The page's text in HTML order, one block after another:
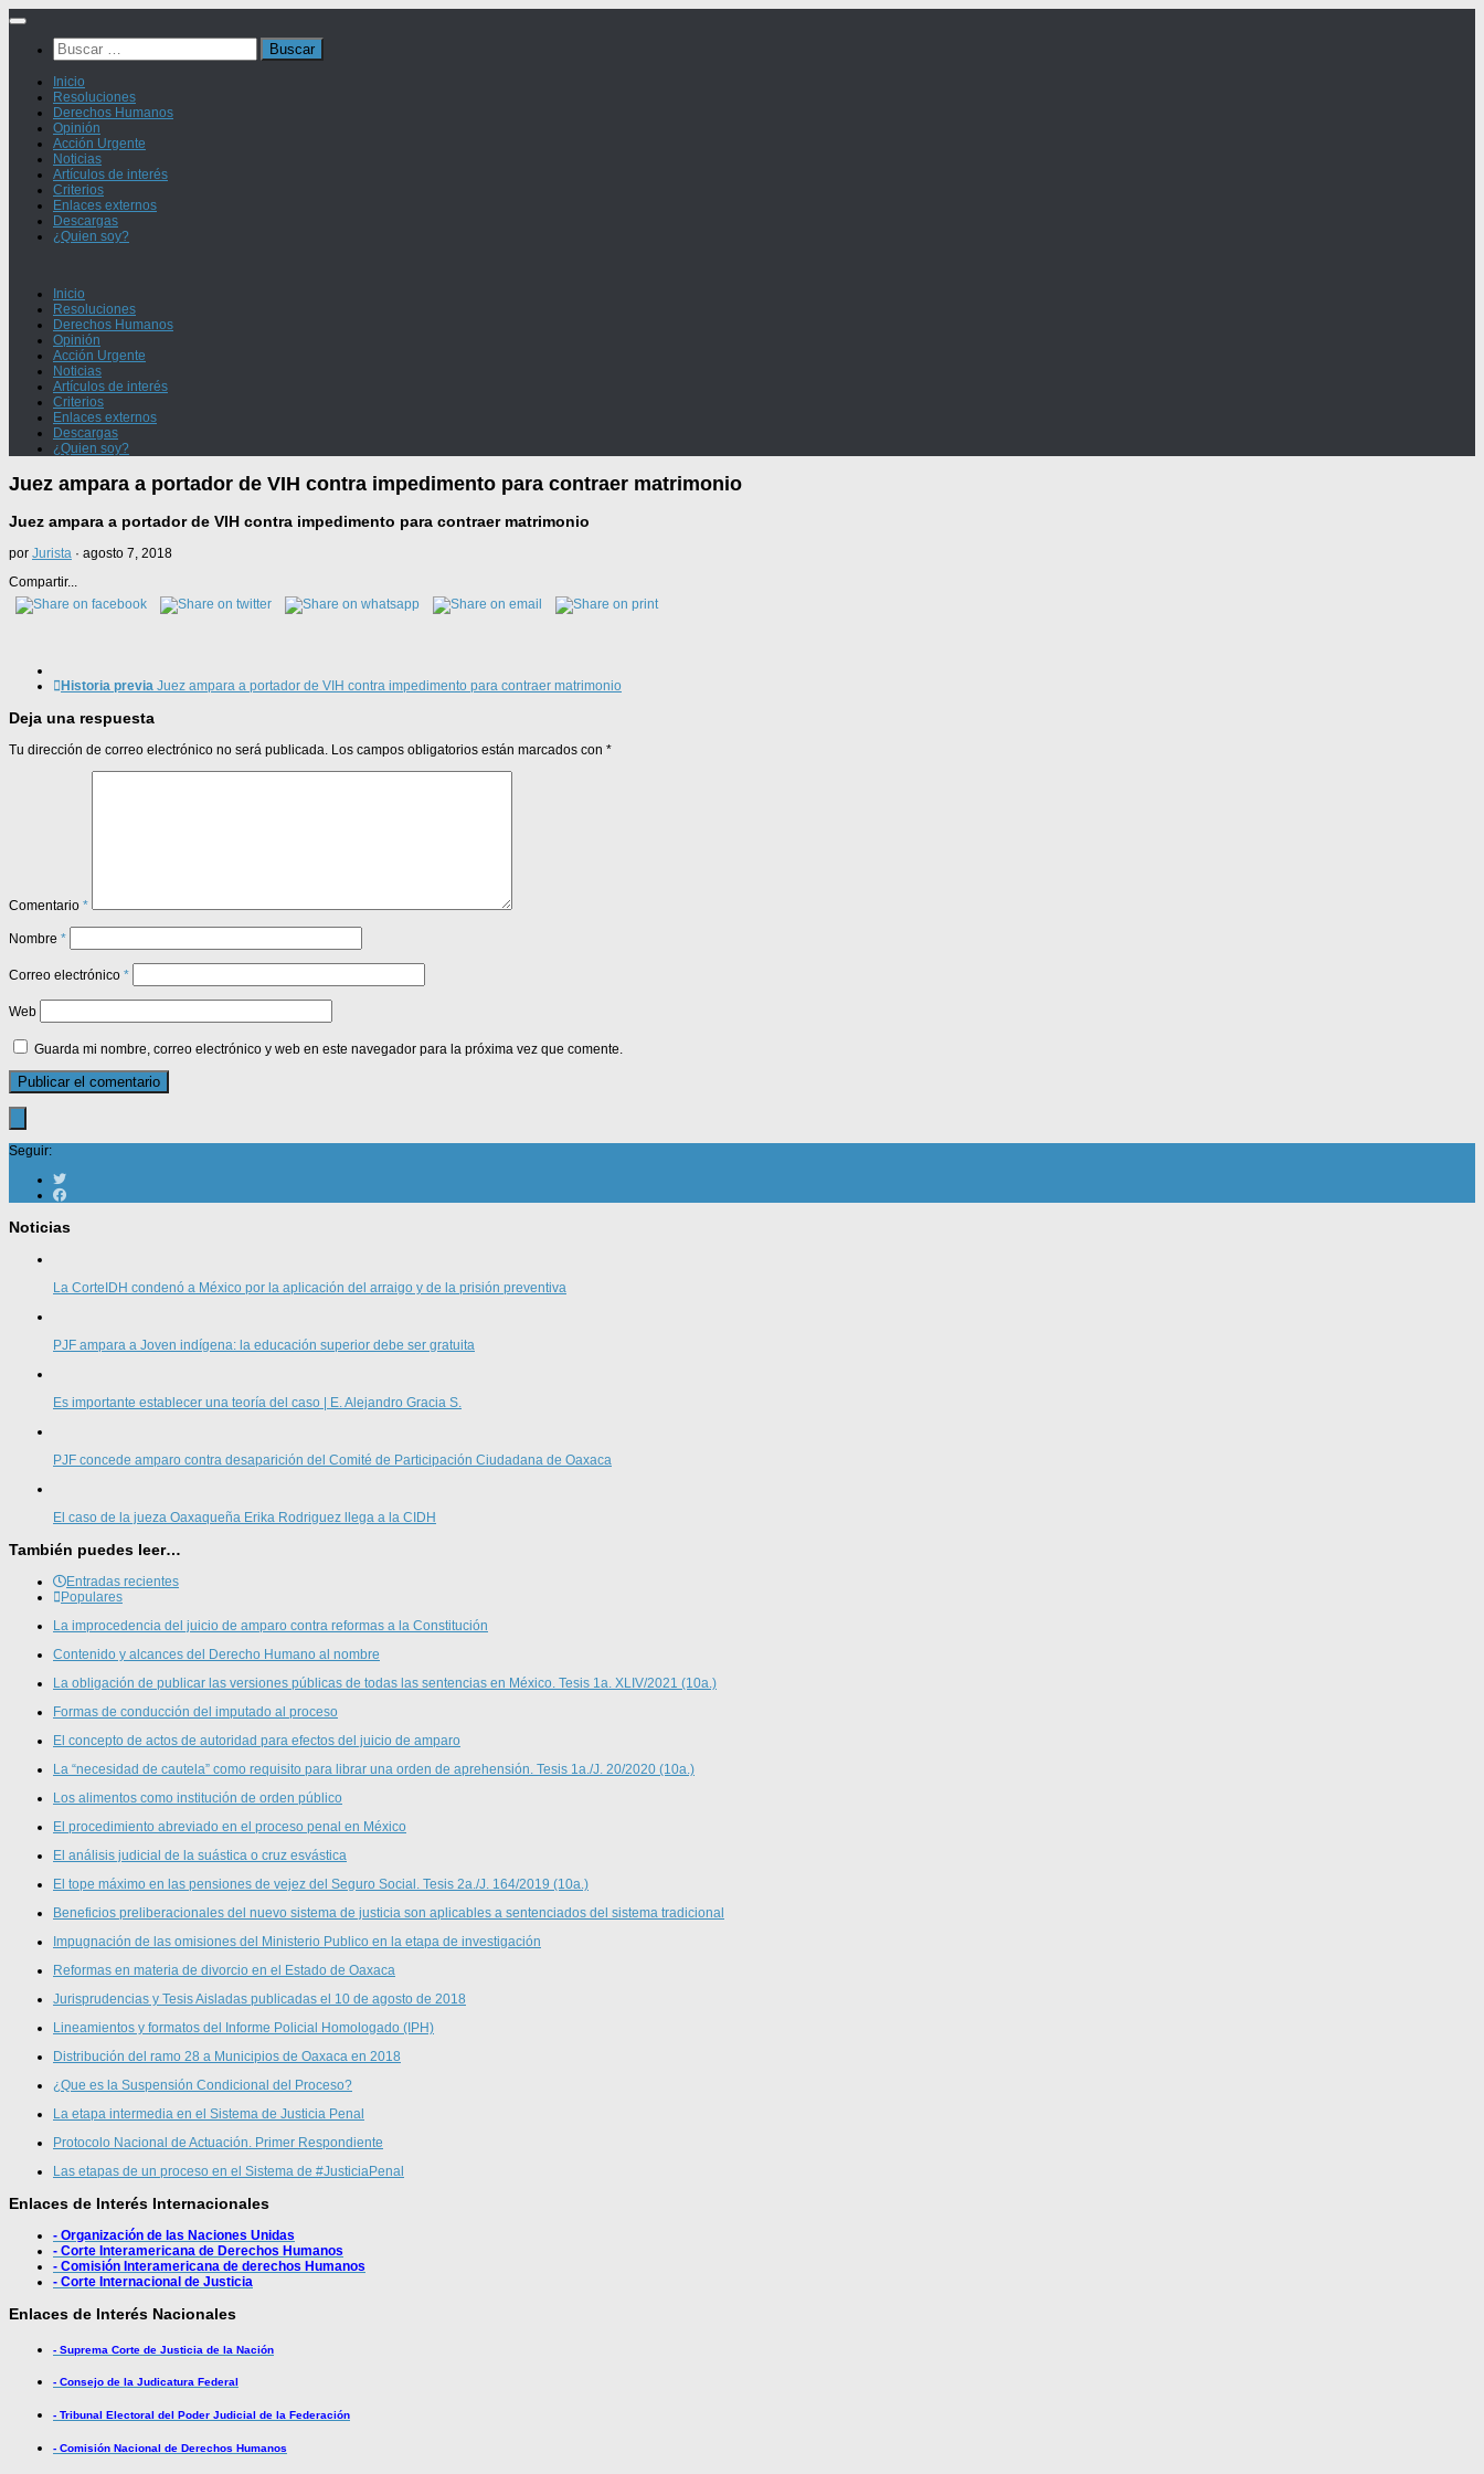
Saltar
contenidoBuscar:
Inicio
Resoluciones
Derechos Humanos
Opinión
Acción Urgente
Noticias
Artículos de interés
Criterios
Enlaces externos
Descargas
¿Quien soy?
Inicio
Resoluciones
Derechos Humanos
Opinión
Acción Urgente
Noticias
Artículos de interés
Criterios
Enlaces externos
Descargas
¿Quien soy?
Juez ampara a portador de VIH contra impedimento para contraer matrimonio
Juez ampara a portador de VIH contra impedimento para contraer matrimonio
por Jurista · agosto 7, 2018
Compartir...
Historia previa Juez ampara a portador de VIH contra impedimento para contraer matrimonio
Deja una respuesta
Tu dirección de correo electrónico no será publicada. Los campos obligatorios están marcados con *
Comentario *
Nombre *
Correo electrónico *
Web
Guarda mi nombre, correo electrónico y web en este navegador para la próxima vez que comente.
Seguir:
Noticias
La CorteIDH condenó a México por la aplicación del arraigo y de la prisión preventiva
PJF ampara a Joven indígena: la educación superior debe ser gratuita
Es importante establecer una teoría del caso | E. Alejandro Gracia S.
PJF concede amparo contra desaparición del Comité de Participación Ciudadana de Oaxaca
El caso de la jueza Oaxaqueña Erika Rodriguez llega a la CIDH
También puedes leer…
Entradas recientes
Populares
La improcedencia del juicio de amparo contra reformas a la Constitución
Contenido y alcances del Derecho Humano al nombre
La obligación de publicar las versiones públicas de todas las sentencias en México. Tesis 1a. XLIV/2021 (10a.)
Formas de conducción del imputado al proceso
El concepto de actos de autoridad para efectos del juicio de amparo
La “necesidad de cautela” como requisito para librar una orden de aprehensión. Tesis 1a./J. 20/2020 (10a.)
Los alimentos como institución de orden público
El procedimiento abreviado en el proceso penal en México
El análisis judicial de la suástica o cruz esvástica
El tope máximo en las pensiones de vejez del Seguro Social. Tesis 2a./J. 164/2019 (10a.)
Beneficios preliberacionales del nuevo sistema de justicia son aplicables a sentenciados del sistema tradicional
Impugnación de las omisiones del Ministerio Publico en la etapa de investigación
Reformas en materia de divorcio en el Estado de Oaxaca
Jurisprudencias y Tesis Aisladas publicadas el 10 de agosto de 2018
Lineamientos y formatos del Informe Policial Homologado (IPH)
Distribución del ramo 28 a Municipios de Oaxaca en 2018
¿Que es la Suspensión Condicional del Proceso?
La etapa intermedia en el Sistema de Justicia Penal
Protocolo Nacional de Actuación. Primer Respondiente
Las etapas de un proceso en el Sistema de #JusticiaPenal
Enlaces de Interés Internacionales
- Organización de las Naciones Unidas
- Corte Interamericana de Derechos Humanos
- Comisión Interamericana de derechos Humanos
- Corte Internacional de Justicia
Enlaces de Interés Nacionales
- Suprema Corte de Justicia de la Nación
- Consejo de la Judicatura Federal
- Tribunal Electoral del Poder Judicial de la Federación
- Comisión Nacional de Derechos Humanos